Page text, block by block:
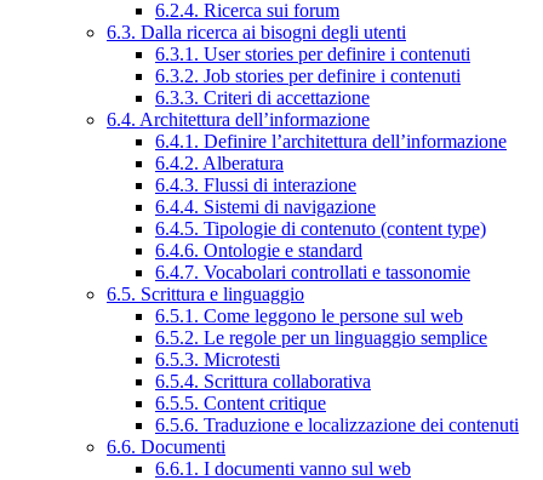
6.2.4. Ricerca sui forum
6.3. Dalla ricerca ai bisogni degli utenti
6.3.1. User stories per definire i contenuti
6.3.2. Job stories per definire i contenuti
6.3.3. Criteri di accettazione
6.4. Architettura dell’informazione
6.4.1. Definire l’architettura dell’informazione
6.4.2. Alberatura
6.4.3. Flussi di interazione
6.4.4. Sistemi di navigazione
6.4.5. Tipologie di contenuto (content type)
6.4.6. Ontologie e standard
6.4.7. Vocabolari controllati e tassonomie
6.5. Scrittura e linguaggio
6.5.1. Come leggono le persone sul web
6.5.2. Le regole per un linguaggio semplice
6.5.3. Microtesti
6.5.4. Scrittura collaborativa
6.5.5. Content critique
6.5.6. Traduzione e localizzazione dei contenuti
6.6. Documenti
6.6.1. I documenti vanno sul web